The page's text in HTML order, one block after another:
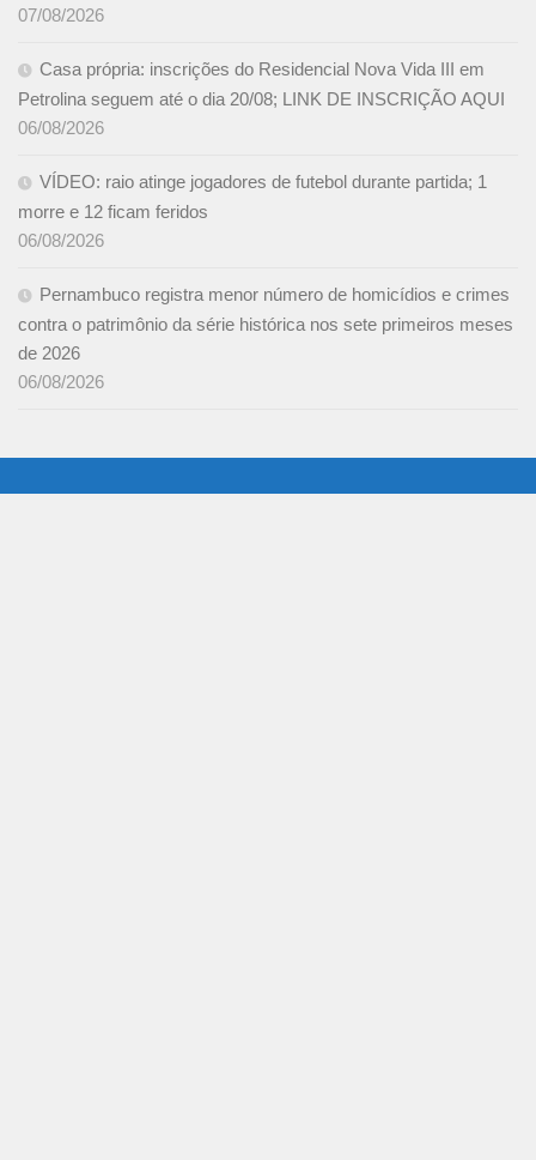
07/08/2026
Casa própria: inscrições do Residencial Nova Vida III em
Petrolina seguem até o dia 20/08; LINK DE INSCRIÇÃO AQUI
06/08/2026
VÍDEO: raio atinge jogadores de futebol durante partida; 1
morre e 12 ficam feridos
06/08/2026
Pernambuco registra menor número de homicídios e crimes
contra o patrimônio da série histórica nos sete primeiros meses
de 2026
06/08/2026